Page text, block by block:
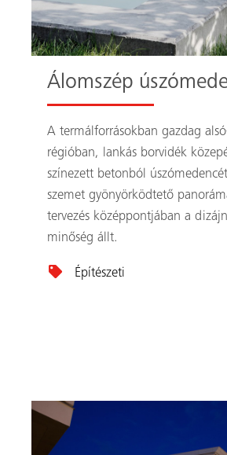
Álomszép
A termálforrásokban gazdag
régióban, lankás borvidék
színezett betonból
szemet gyönyörködtető
tervezés középpontjában a
minőség állt.
Építészeti